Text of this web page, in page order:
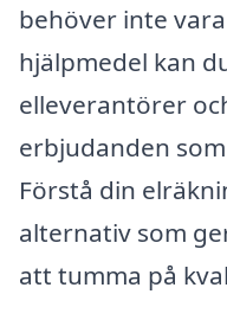
behöver inte
hjälpmedel kan
elleverantörer
erbjudanden
Förstå din
alternativ som
att tumma på